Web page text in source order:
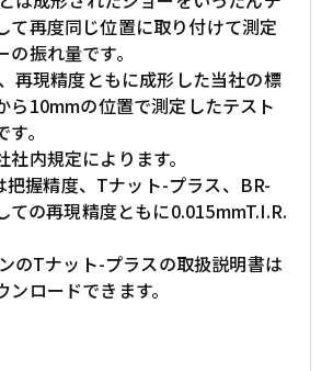
て再度同じ位置に取り付けて測定
の振れ量です。
再現精度ともに成形した当社の標
ら10mmの位置で測定したテスト
。
内規定によります。
握精度、Tナット-プラス、BR-
ての再現精度ともに0.015mmT.I.R.
のTナット-プラスの取扱説明書は
ンロードできます。